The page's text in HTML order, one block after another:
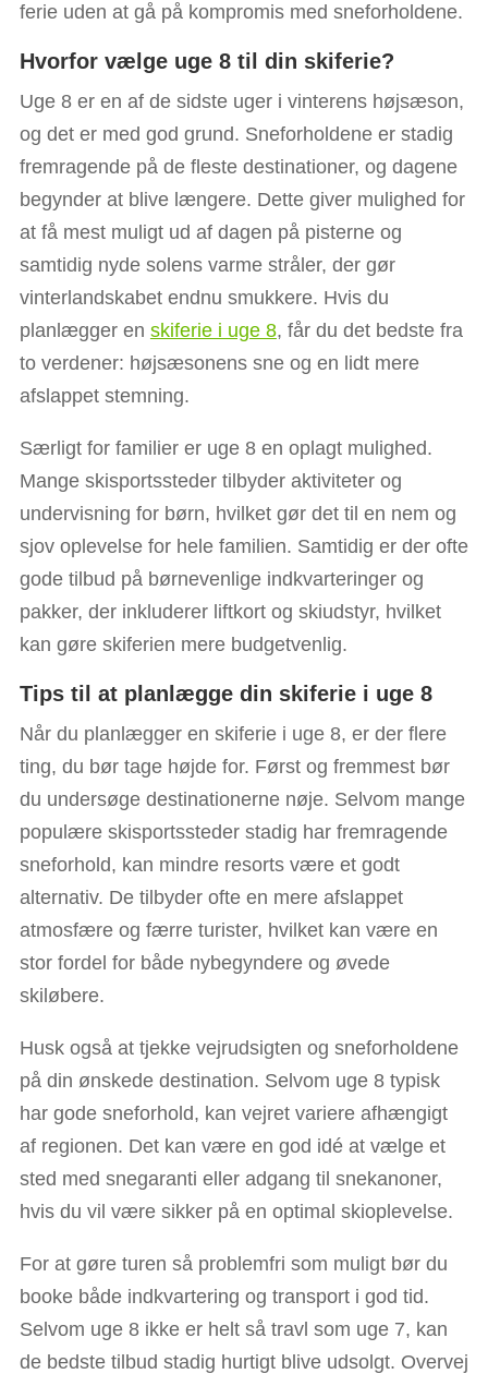
ferie uden at gå på kompromis med sneforholdene.
Hvorfor vælge uge 8 til din skiferie?
Uge 8 er en af de sidste uger i vinterens højsæson,
og det er med god grund. Sneforholdene er stadig
fremragende på de fleste destinationer, og dagene
begynder at blive længere. Dette giver mulighed for
at få mest muligt ud af dagen på pisterne og
samtidig nyde solens varme stråler, der gør
vinterlandskabet endnu smukkere. Hvis du
planlægger en skiferie i uge 8, får du det bedste fra
to verdener: højsæsonens sne og en lidt mere
afslappet stemning.
Særligt for familier er uge 8 en oplagt mulighed.
Mange skisportssteder tilbyder aktiviteter og
undervisning for børn, hvilket gør det til en nem og
sjov oplevelse for hele familien. Samtidig er der ofte
gode tilbud på børnevenlige indkvarteringer og
pakker, der inkluderer liftkort og skiudstyr, hvilket
kan gøre skiferien mere budgetvenlig.
Tips til at planlægge din skiferie i uge 8
Når du planlægger en skiferie i uge 8, er der flere
ting, du bør tage højde for. Først og fremmest bør
du undersøge destinationerne nøje. Selvom mange
populære skisportssteder stadig har fremragende
sneforhold, kan mindre resorts være et godt
alternativ. De tilbyder ofte en mere afslappet
atmosfære og færre turister, hvilket kan være en
stor fordel for både nybegyndere og øvede
skiløbere.
Husk også at tjekke vejrudsigten og sneforholdene
på din ønskede destination. Selvom uge 8 typisk
har gode sneforhold, kan vejret variere afhængigt
af regionen. Det kan være en god idé at vælge et
sted med snegaranti eller adgang til snekanoner,
hvis du vil være sikker på en optimal skioplevelse.
For at gøre turen så problemfri som muligt bør du
booke både indkvartering og transport i god tid.
Selvom uge 8 ikke er helt så travl som uge 7, kan
de bedste tilbud stadig hurtigt blive udsolgt. Overvej